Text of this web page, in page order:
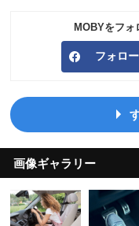
MOBYをフォ
フォロー
画像ギャラリー